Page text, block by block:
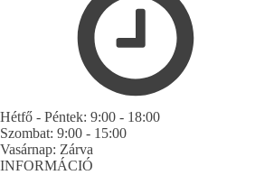
Hétfő - Péntek: 9:00 - 18:00
Szombat: 9:00 - 15:00
Vasárnap: Zárva
INFORMÁCIÓ